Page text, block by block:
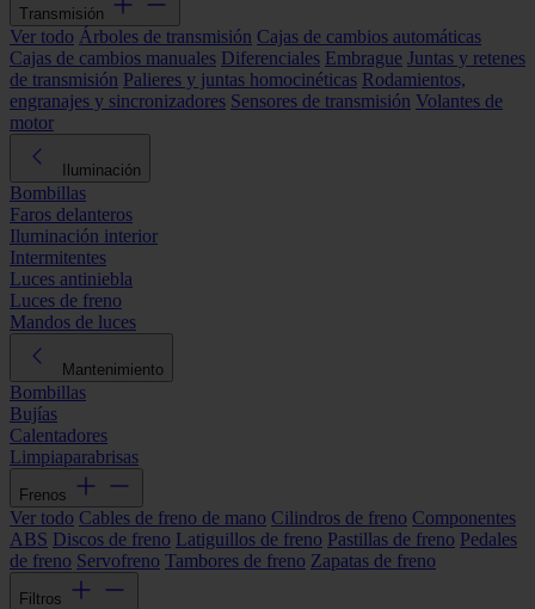
Transmisión
Ver todo Árboles de transmisión Cajas de cambios automáticas
Cajas de cambios manuales Diferenciales Embrague Juntas y retenes
de transmisión Palieres y juntas homocinéticas Rodamientos,
engranajes y sincronizadores Sensores de transmisión Volantes de
motor
Iluminación
Bombillas
Faros delanteros
Iluminación interior
Intermitentes
Luces antiniebla
Luces de freno
Mandos de luces
Mantenimiento
Bombillas
Bujías
Calentadores
Limpiaparabrisas
Frenos
Ver todo Cables de freno de mano Cilindros de freno Componentes
ABS Discos de freno Latiguillos de freno Pastillas de freno Pedales
de freno Servofreno Tambores de freno Zapatas de freno
Filtros